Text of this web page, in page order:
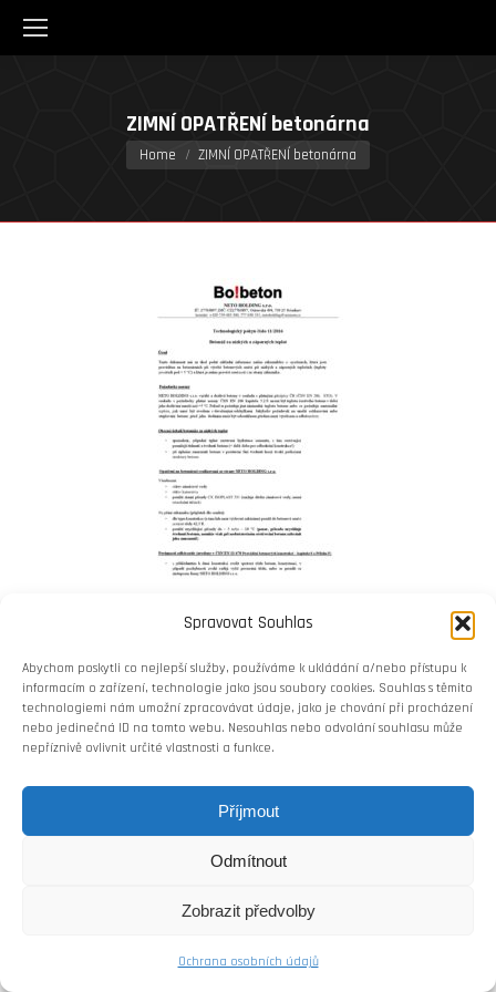
Spravovat Souhlas
Abychom poskytli co nejlepší služby, používáme k ukládání a/nebo přístupu k
informacím o zařízení, technologie jako jsou soubory cookies. Souhlas s těmito
technologiemi nám umožní zpracovávat údaje, jako je chování při procházení
nebo jedinečná ID na tomto webu. Nesouhlas nebo odvolání souhlasu může
nepříznivě ovlivnit určité vlastnosti a funkce.
Příjmout
Odmítnout
Zobrazit předvolby
Ochrana osobních údajů
ZIMNÍ OPATŘENÍ betonárna
You are here:
Home ZIMNÍ OPATŘENÍ betonárna
Copyright © Weiron Dynamics, s.r.o. |Tvorba webových stránekaSEO